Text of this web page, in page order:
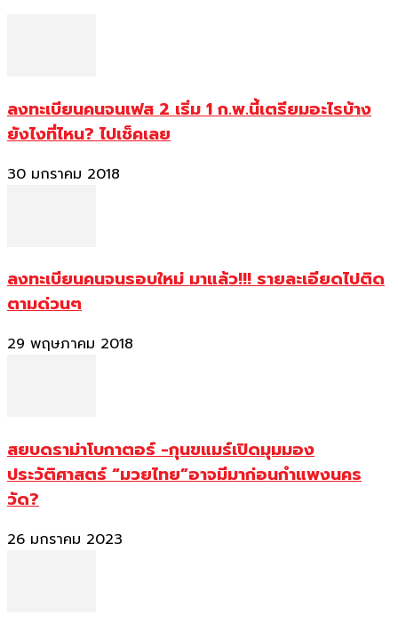
ลงทะเบียนคนจนเฟส 2 เริ่ม 1 ก.พ.นี้เตรียมอะไรบ้าง
ยังไงที่ไหน? ไปเช็คเลย
30 มกราคม 2018
ลงทะเบียนคนจนรอบใหม่ มาแล้ว!!! รายละเอียดไปติด
ตามด่วนๆ
29 พฤษภาคม 2018
สยบดราม่าโบกาตอร์ -กุนขแมร์เปิดมุมมอง
ประวัติศาสตร์ “มวยไทย”อาจมีมาก่อนกำแพงนคร
วัด?
26 มกราคม 2023